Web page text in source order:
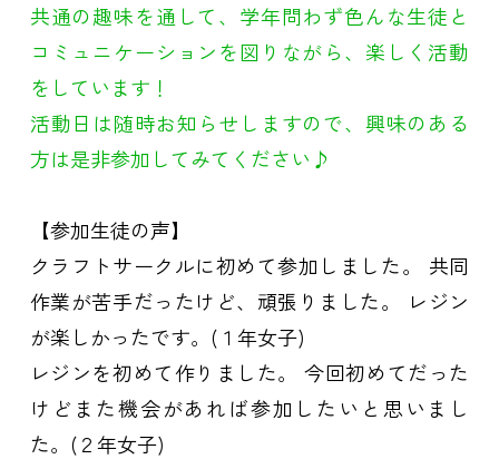
共通の趣味を通して、学年問わず色んな生徒と
コミュニケーションを図りながら、楽しく活動
をしています！
活動日は随時お知らせしますので、興味のある
方は是非参加してみてください♪
【参加生徒の声】
クラフトサークルに初めて参加しました。 共同
作業が苦手だったけど、頑張りました。 レジン
が楽しかったです。(１年女子)
レジンを初めて作りました。 今回初めてだった
けどまた機会があれば参加したいと思いまし
た。(２年女子)